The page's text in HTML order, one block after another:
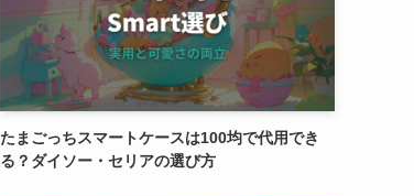
たまごっちスマートケースは100均で代用でき
る？ダイソー・セリアの選び方